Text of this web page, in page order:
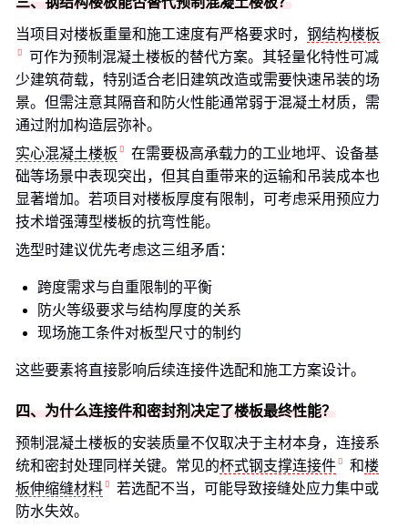
当项目对楼板重量和施工速度有严格要求时， 钢结构楼板
可作为预制混凝土楼板的替代方案。其轻量化特性可减
少建筑荷载，特别适合老旧建筑改造或需要快速吊装的场
景。但需注意其隔音和防火性能通常弱于混凝土材质，需
通过附加构造层弥补。
实心混凝土楼板
在需要极高承载力的工业地坪、设备基
础等场景中表现突出，但其自重带来的运输和吊装成本也
显著增加。若项目对楼板厚度有限制，可考虑采用预应力
技术增强薄型楼板的抗弯性能。
选型时建议优先考虑这三组矛盾：
跨度需求与自重限制的平衡
防火等级要求与结构厚度的关系
现场施工条件对板型尺寸的制约
这些要素将直接影响后续连接件选配和施工方案设计。
四、为什么连接件和密封剂决定了楼板最终性能？
预制混凝土楼板的安装质量不仅取决于主材本身，连接系
统和密封处理同样关键。常见的杯式钢支撑连接件 和楼
板伸缩缝材料
若选配不当，可能导致接缝处应力集中或
防水失效。